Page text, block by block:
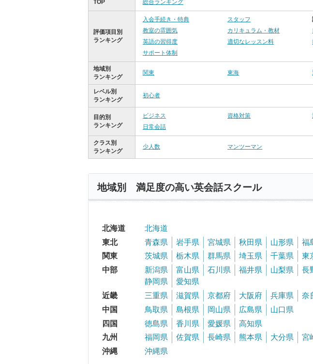
TOP 総合ランキング
評価項目別
ランキング
入会手続き・特典 スタッフ
教室の雰囲気
カリキュラム・教材
英語の習得度
適切なレッスン料
サポート体制
地域別
ランキング
関東 東海
レベル別
ランキング
初心者
目的別
ランキング
ビジネス 資格対策
日常会話
クラス別
ランキング
少人数 マンツーマン
地域別 満足度の高い英会話スクール
北海道
北海道
東北
青森県 岩手県 宮城県 秋田県 山形県
福
関東
茨城県 栃木県 群馬県 埼玉県 千葉県 東
中部
新潟県 富山県 石川県 福井県 山梨県 長
静岡県
愛知県
近畿
三重県 滋賀県 京都府 大阪府 兵庫県 奈
中国
鳥取県 島根県 岡山県 広島県
山口県
四国
徳島県 香川県 愛媛県
高知県
九州
福岡県 佐賀県 長崎県 熊本県 大分県 宮
沖縄
沖縄県